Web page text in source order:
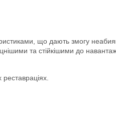
що дають змогу
та стійкішими до